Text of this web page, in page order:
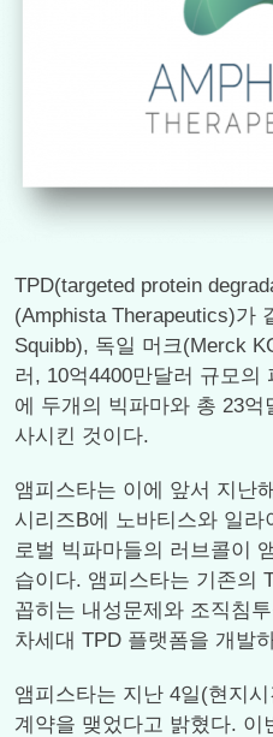
TPD(targeted protein
(Amphista Therapeutics)가
Squibb), 독일 머크(Merck
러, 10억4400만달러 규모의
에 두개의 빅파마와 총 23
사시킨 것이다.
앰피스타는 이에 앞서 지난
시리즈B에 노바티스와 일
로벌 빅파마들의 러브콜이
습이다. 앰피스타는 기존의
꼽히는 내성문제와 조직침
차세대 TPD 플랫폼을 개발
앰피스타는 지난 4일(현지
계약을 맺었다고 밝혔다. 이